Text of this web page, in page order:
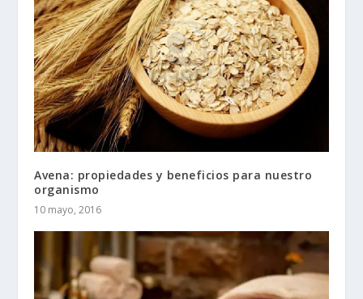
Avena: propiedades y beneficios para nuestro
organismo
10 mayo, 2016